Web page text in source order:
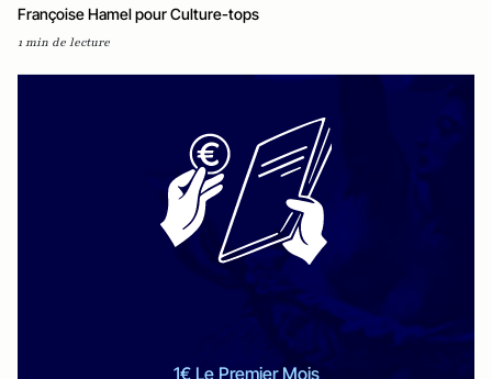
Françoise Hamel pour Culture-tops
1 min de lecture
1€ Le Premier Mois